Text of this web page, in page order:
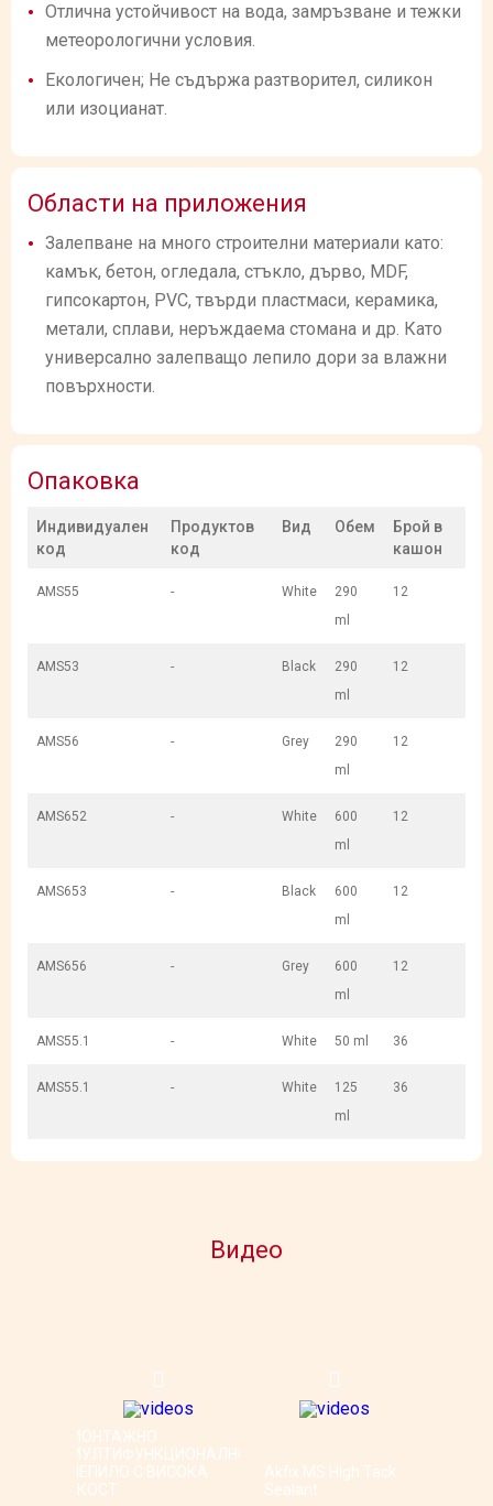
Отлична устойчивост на вода, замръзване и тежки
метеорологични условия.
Екологичен; Не съдържа разтворител, силикон
или изоцианат.
Области на приложения
Залепване на много строителни материали като:
камък, бетон, огледала, стъкло, дърво, MDF,
гипсокартон, PVC, твърди пластмаси, керамика,
метали, сплави, неръждаема стомана и др. Като
универсално залепващо лепило дори за влажни
повърхности.
Опаковка
Индивидуален
код
Продуктов
код
Вид Обем
Брой в
кашон
AMS55 - White
290
ml
12
AMS53 - Black
290
ml
12
AMS56 - Grey
290
ml
12
AMS652 - White
600
ml
12
AMS653 - Black
600
ml
12
AMS656 - Grey
600
ml
12
AMS55.1 - White 50 ml 36
AMS55.1 - White
125
ml
36
Видео
МОНТАЖНО
МУЛТИФУНКЦИОНАЛНО
ЛЕПИЛО С ВИСОКА
ЯКОСТ
Akfix MS High Tack
Sealant